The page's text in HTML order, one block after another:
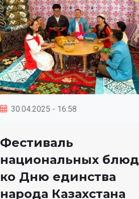
30.04.2025 - 16:58
Фестиваль
национальных блюд
ко Дню единства
народа Казахстана